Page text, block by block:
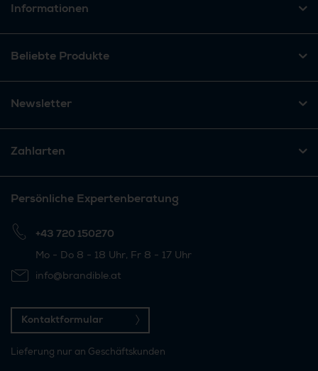
Informationen
Beliebte Produkte
Newsletter
Zahlarten
Persönliche Expertenberatung
+43 720 150270
Mo - Do 8 - 18 Uhr, Fr 8 - 17 Uhr
info@brandible.at
Kontaktformular
Lieferung nur an Geschäftskunden